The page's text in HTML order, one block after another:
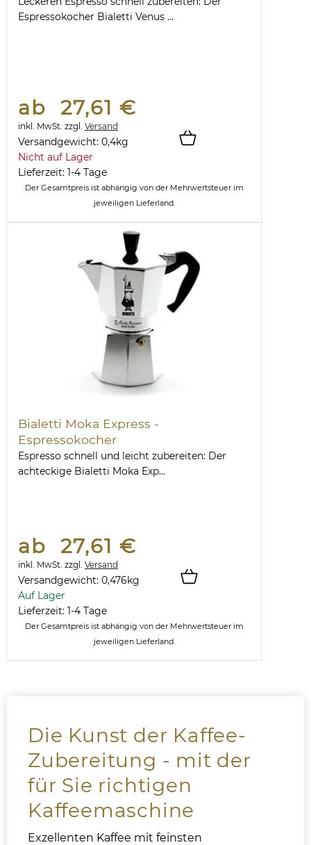
Espressokocher Bialetti Venus ...
ab 27,61 €
inkl. MwSt. zzgl. Versand
Versandgewicht: 0,4kg
Nicht auf Lager
Lieferzeit: 1-4 Tage
Der Gesamtpreis ist abhängig von der Mehrwertsteuer im
jeweiligen Lieferland.
Bialetti Moka Express -
Espressokocher
Espresso schnell und leicht zubereiten: Der
achteckige Bialetti Moka Exp...
ab 27,61 €
inkl. MwSt. zzgl. Versand
Versandgewicht: 0,476kg
Auf Lager
Lieferzeit: 1-4 Tage
Der Gesamtpreis ist abhängig von der Mehrwertsteuer im
jeweiligen Lieferland.
Die Kunst der Kaffee-
Zubereitung - mit der
für Sie richtigen
Kaffeemaschine
Exzellenten Kaffee mit feinsten